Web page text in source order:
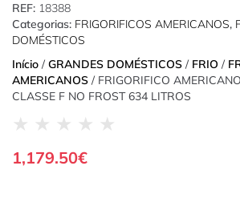
REF: 18388
Categorias: FRIGORIFICOS AMERICANOS,
DOMÉSTICOS
Início / GRANDES DOMÉSTICOS / FRIO /
AMERICANOS / FRIGORIFICO
CLASSE F NO FROST 634 LITROS
★ ★ ★ ★ ★
1,179.50€